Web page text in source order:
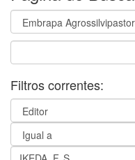
Filtros correntes: